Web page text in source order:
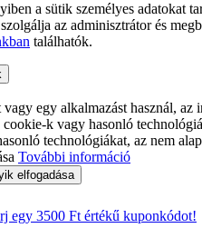
a sütik személyes adatokat
az adminisztrátor és
találhatók.
egy alkalmazást használ,
k vagy hasonló
technológiákat, az nem
További információ
elfogadása
egy 3500 Ft értékű kuponkódot!